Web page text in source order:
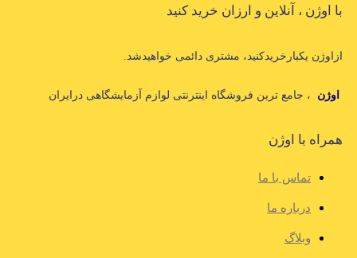
با اوژن ، آنلاین و ارزان خرید کنید
ازاوژن یکبارخریدکنید، مشتری دائمی خواهیدشد.
اوژن ، جامع ترین فروشگاه اینترنتی لوازم آزمایشگاهی درایران
همراه با اوژن
تماس با ما
درباره ما
وبلاگ